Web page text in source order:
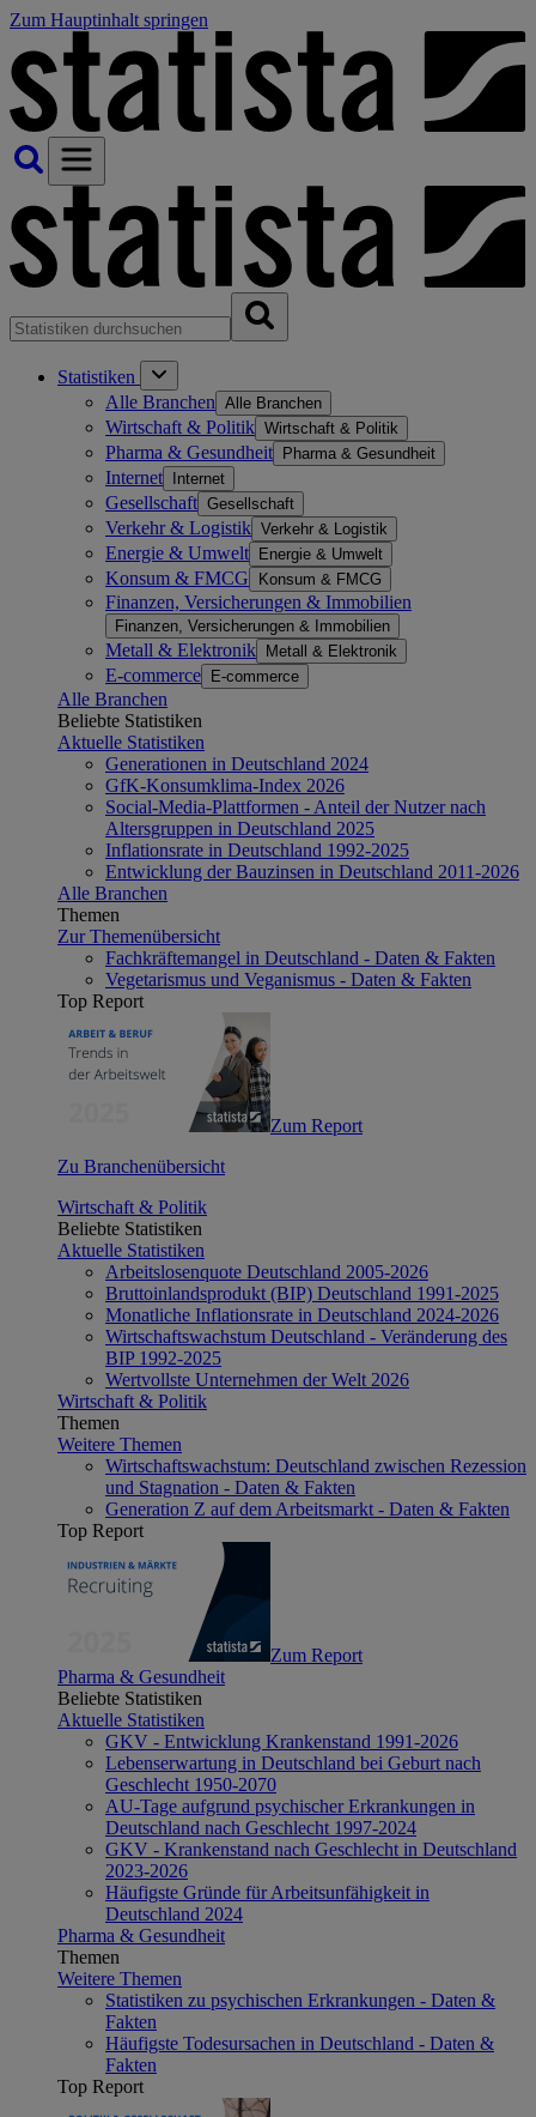
Zum Hauptinhalt springen
Statistiken
Alle Branchen Alle Branchen
Wirtschaft & Politik Wirtschaft & Politik
Pharma & Gesundheit Pharma & Gesundheit
Internet Internet
Gesellschaft Gesellschaft
Verkehr & Logistik Verkehr & Logistik
Energie & Umwelt Energie & Umwelt
Konsum & FMCG Konsum & FMCG
Finanzen, Versicherungen & Immobilien
Finanzen, Versicherungen & Immobilien
Metall & Elektronik Metall & Elektronik
E-commerce E-commerce
Alle Branchen
Beliebte Statistiken
Aktuelle Statistiken
Generationen in Deutschland 2024
GfK-Konsumklima-Index 2026
Social-Media-Plattformen - Anteil der Nutzer nach
Altersgruppen in Deutschland 2025
Inflationsrate in Deutschland 1992-2025
Entwicklung der Bauzinsen in Deutschland 2011-2026
Alle Branchen
Themen
Zur Themenübersicht
Fachkräftemangel in Deutschland - Daten & Fakten
Vegetarismus und Veganismus - Daten & Fakten
Top Report
Zum Report
Zu Branchenübersicht
Wirtschaft & Politik
Beliebte Statistiken
Aktuelle Statistiken
Arbeitslosenquote Deutschland 2005-2026
Bruttoinlandsprodukt (BIP) Deutschland 1991-2025
Monatliche Inflationsrate in Deutschland 2024-2026
Wirtschaftswachstum Deutschland - Veränderung des
BIP 1992-2025
Wertvollste Unternehmen der Welt 2026
Wirtschaft & Politik
Themen
Weitere Themen
Wirtschaftswachstum: Deutschland zwischen Rezession
und Stagnation - Daten & Fakten
Generation Z auf dem Arbeitsmarkt - Daten & Fakten
Top Report
Zum Report
Pharma & Gesundheit
Beliebte Statistiken
Aktuelle Statistiken
GKV - Entwicklung Krankenstand 1991-2026
Lebenserwartung in Deutschland bei Geburt nach
Geschlecht 1950-2070
AU-Tage aufgrund psychischer Erkrankungen in
Deutschland nach Geschlecht 1997-2024
GKV - Krankenstand nach Geschlecht in Deutschland
2023-2026
Häufigste Gründe für Arbeitsunfähigkeit in
Deutschland 2024
Pharma & Gesundheit
Themen
Weitere Themen
Statistiken zu psychischen Erkrankungen - Daten &
Fakten
Häufigste Todesursachen in Deutschland - Daten &
Fakten
Top Report